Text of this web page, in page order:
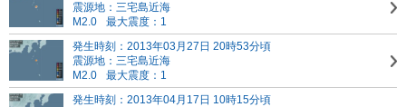
震源地：三宅島近海
M2.0
最大震度：1
発生時刻：2013年03月27日 20時53分頃
震源地：三宅島近海
M2.0
最大震度：1
発生時刻：2013年04月17日 10時15分頃